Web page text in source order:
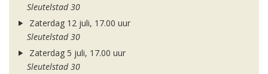
Sleutelstad 30
Zaterdag 12 juli, 17.00 uur
Sleutelstad 30
Zaterdag 5 juli, 17.00 uur
Sleutelstad 30